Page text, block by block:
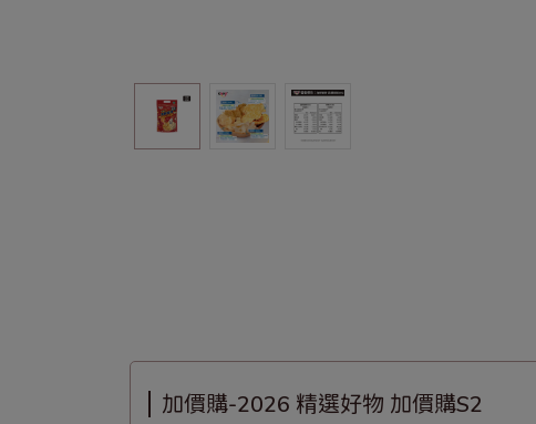
加價購-2026 精選好物 加價購S2